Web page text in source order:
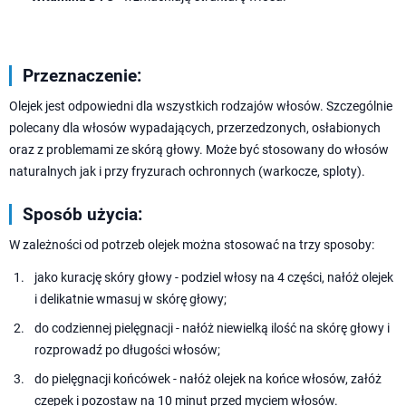
Przeznaczenie:
Olejek jest odpowiedni dla wszystkich rodzajów włosów. Szczególnie
polecany dla włosów wypadających, przerzedzonych, osłabionych
oraz z problemami ze skórą głowy. Może być stosowany do włosów
naturalnych jak i przy fryzurach ochronnych (warkocze, sploty).
Sposób użycia:
W zależności od potrzeb olejek można stosować na trzy sposoby:
jako kurację skóry głowy - podziel włosy na 4 części, nałóż olejek
i delikatnie wmasuj w skórę głowy;
do codziennej pielęgnacji - nałóż niewielką ilość na skórę głowy i
rozprowadź po długości włosów;
do pielęgnacji końcówek - nałóż olejek na końce włosów, załóż
czepek i pozostaw na 10 minut przed myciem włosów.